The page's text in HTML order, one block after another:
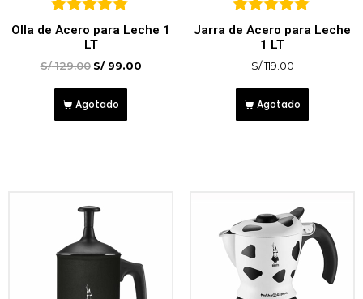
sobre 5
Olla de Acero para Leche 1
LT
S/129.00 S/99.00
Agotado
sobre 5
Jarra de Acero para Leche
1 LT
S/119.00
Agotado